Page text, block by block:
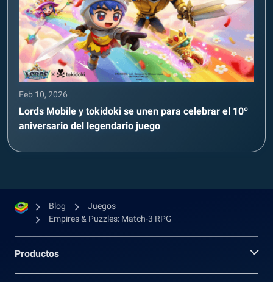
Feb 10, 2026
Lords Mobile y tokidoki se unen para celebrar el 10º
aniversario del legendario juego
Blog
Juegos
Empires & Puzzles: Match-3 RPG
Productos